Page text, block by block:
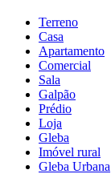
Terreno
Casa
Apartamento
Comercial
Sala
Galpão
Prédio
Loja
Gleba
Imóvel rural
Gleba Urbana